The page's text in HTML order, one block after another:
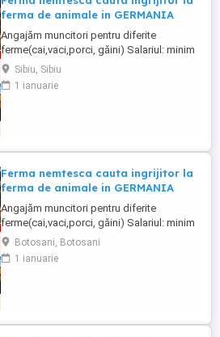
ferma de animale in GERMANIA
Angajăm muncitori pentru diferite
ferme(cai,vaci,porci, găini) Salariul: minim
1800 net( poate crește în funcție de
experiența) Cazare și utilități gratuite!
Căutam persoane serioase și motivate
Sibiu, Sibiu
1 ianuarie
Ferma nemtesca cauta ingrijitor la
ferma de animale in GERMANIA
Angajăm muncitori pentru diferite
ferme(cai,vaci,porci, găini) Salariul: minim
1800 net( poate crește în funcție de
experiența) Cazare și utilități gratuite!
Căutam persoane serioase și motivate
Botosani, Botosani
1 ianuarie